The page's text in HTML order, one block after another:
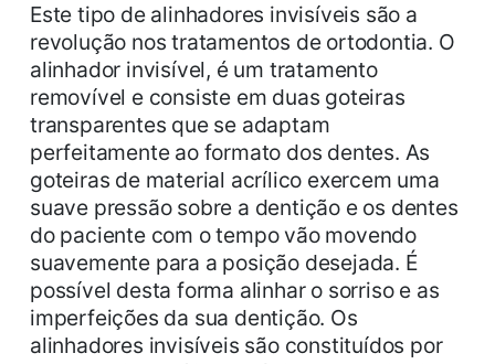
Este tipo de alinhadores invisíveis são a
revolução nos tratamentos de ortodontia. O
alinhador invisível, é um tratamento
removível e consiste em duas goteiras
transparentes que se adaptam
perfeitamente ao formato dos dentes. As
goteiras de material acrílico exercem uma
suave pressão sobre a dentição e os dentes
do paciente com o tempo vão movendo
suavemente para a posição desejada. É
possível desta forma alinhar o sorriso e as
imperfeições da sua dentição. Os
alinhadores invisíveis são constituídos por